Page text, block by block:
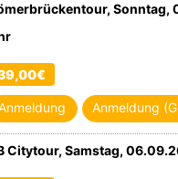
Sonntag,
Anmeldung
Citytour, Samstag,